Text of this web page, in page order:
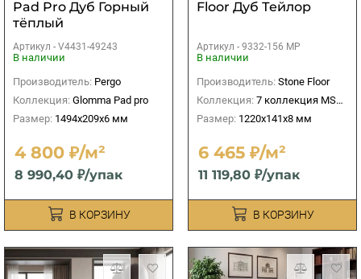
Pad Pro Дуб Горный
тёплый
Артикул - V4431-49243
В наличии
Производитель: Pergo
Коллекция: Glomma Pad pro
Размер: 1494x209x6 мм
4 800 ₽/м²
8 990,40 ₽/упак
В КОРЗИНУ
Floor Дуб Тейлор
Артикул - 9332-156 MP
В наличии
Производитель: Stone Floor
Коллекция: 7 коллекция MSPC 8 мм
Размер: 1220x141х8 мм
6 465 ₽/м²
11 119,80 ₽/упак
В КОРЗИНУ